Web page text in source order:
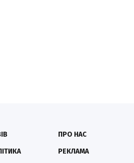
ПРО НАС
РЕКЛАМА